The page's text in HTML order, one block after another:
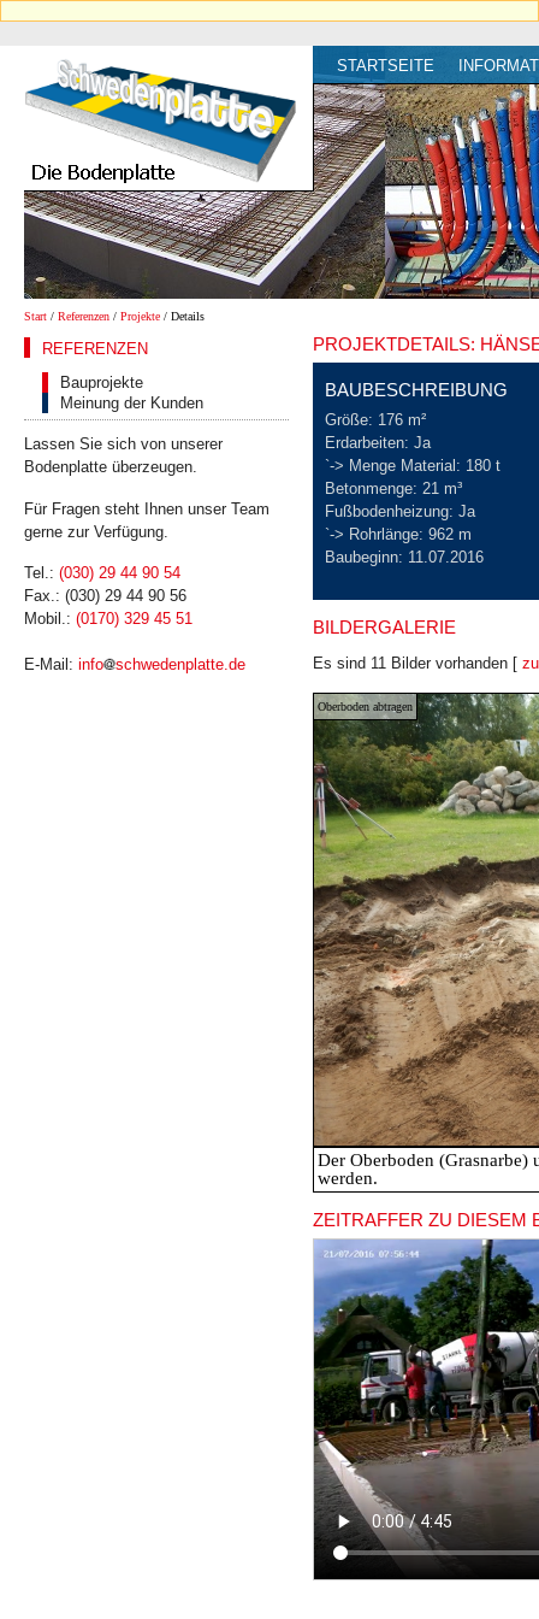
STARTSEITE
Start / Referenzen / Projekte / Details
REFERENZEN
Bauprojekte
Meinung der Kunden
Lassen Sie sich von unserer
Bodenplatte überzeugen.
Für Fragen steht Ihnen unser Team
gerne zur Verfügung.
Tel.: (030) 29 44 90 54
Fax.: (030) 29 44 90 56
Mobil.: (0170) 329 45 51
E-Mail: info schwedenplatte.de
PROJEKTDETAILS:
BAUBESCHREIBUNG
Größe: 176 m²
Erdarbeiten: Ja
`-> Menge Material: 180 t
Betonmenge: 21 m³
Fußbodenheizung: Ja
`-> Rohrlänge: 962 m
Baubeginn: 11.07.2016
BILDERGALERIE
Es sind 11 Bilder vorhanden [
Oberboden abtragen
Der Oberboden (Grasnarbe)
werden.
ZEITRAFFER ZU DIESEM